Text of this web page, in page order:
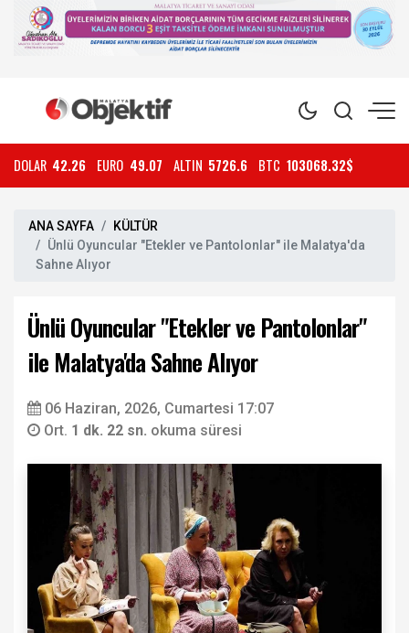
DOLAR 42.26 EURO 49.07 ALTIN 5726.6 BTC 103068.32$
ANA SAYFA
KÜLTÜR
Ünlü Oyuncular "Etekler ve Pantolonlar" ile Malatya'da
Sahne Alıyor
Ünlü Oyuncular "Etekler ve Pantolonlar"
ile Malatya'da Sahne Alıyor
06 Haziran, 2026, Cumartesi 17:07
Ort. 1 dk. 22 sn. okuma süresi